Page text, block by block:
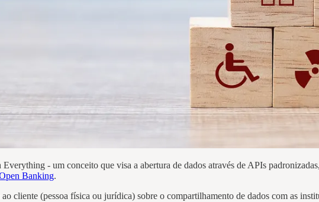
- um conceito que visa a abertura de dados através de APIs
Banking.
cliente (pessoa física ou jurídica) sobre o compartilhamento de dados com as